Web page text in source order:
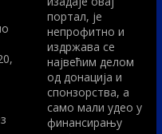
портал, је
непрофитно и
издржава се
највећим делом
од донација и
спонзорства, а
само мали удео у
финансирању